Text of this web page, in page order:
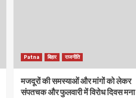
Patna बिहार राजनीति
मजदूरों की समस्याओं और मांगों को लेकर
संपतचक और फुलवारी में विरोध दिवस मना